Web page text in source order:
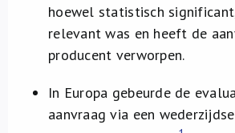
hoewel statistisch
relevant was en heeft de
producent verworpen.
In Europa gebeurde de
aanvraag via een wederzijdse